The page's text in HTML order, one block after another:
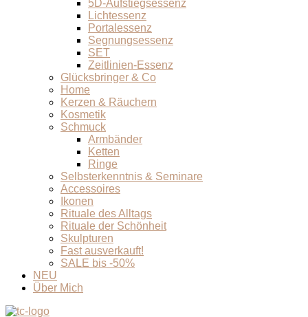
5D-Aufstiegsessenz
Lichtessenz
Portalessenz
Segnungsessenz
SET
Zeitlinien-Essenz
Glücksbringer & Co
Home
Kerzen & Räuchern
Kosmetik
Schmuck
Armbänder
Ketten
Ringe
Selbsterkenntnis & Seminare
Accessoires
Ikonen
Rituale des Alltags
Rituale der Schönheit
Skulpturen
Fast ausverkauft!
SALE bis -50%
NEU
Über Mich